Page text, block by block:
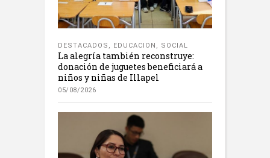
DESTACADOS , EDUCACION , SOCIAL
La alegría también reconstruye:
donación de juguetes beneficiará a
niños y niñas de Illapel
05/08/2026